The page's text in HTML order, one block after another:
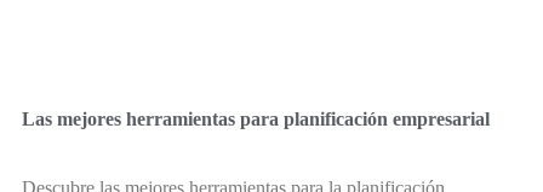
Las mejores herramientas para planificación empresarial
Descubre las mejores herramientas para la planificación